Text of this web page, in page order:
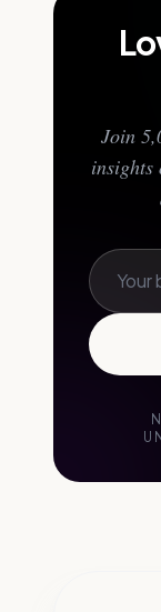
Join
insights